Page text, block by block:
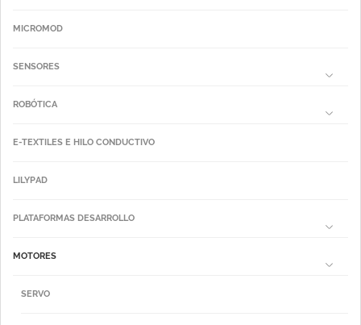
MICROMOD
SENSORES
ROBÓTICA
E-TEXTILES E HILO CONDUCTIVO
LILYPAD
PLATAFORMAS DESARROLLO
MOTORES
SERVO